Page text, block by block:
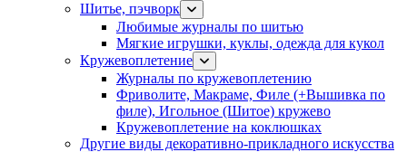
Шитье, пэчворк
Любимые журналы по шитью
Мягкие игрушки, куклы, одежда для кукол
Кружевоплетение
Журналы по кружевоплетению
Фриволите, Макраме, Филе (+Вышивка по
филе), Игольное (Шитое) кружево
Кружевоплетение на коклюшках
Другие виды декоративно-прикладного искусства